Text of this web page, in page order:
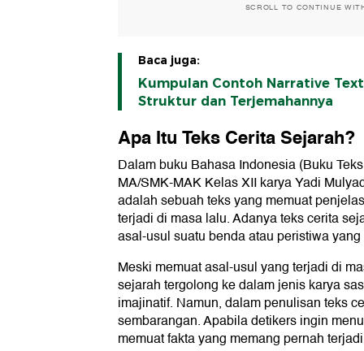
SCROLL TO CONTINUE
Baca juga:
Kumpulan Contoh Narrative
Struktur dan Terjemahannya
Apa Itu Teks Cerita Sejarah?
Dalam buku Bahasa Indonesia (Buku
MA/SMK-MAK Kelas XII karya Yadi
adalah sebuah teks yang memuat
terjadi di masa lalu. Adanya teks cerita
asal-usul suatu benda atau peristiwa
Meski memuat asal-usul yang terjadi di
sejarah tergolong ke dalam jenis karya
imajinatif. Namun, dalam penulisan teks
sembarangan. Apabila detikers ingin
memuat fakta yang memang pernah